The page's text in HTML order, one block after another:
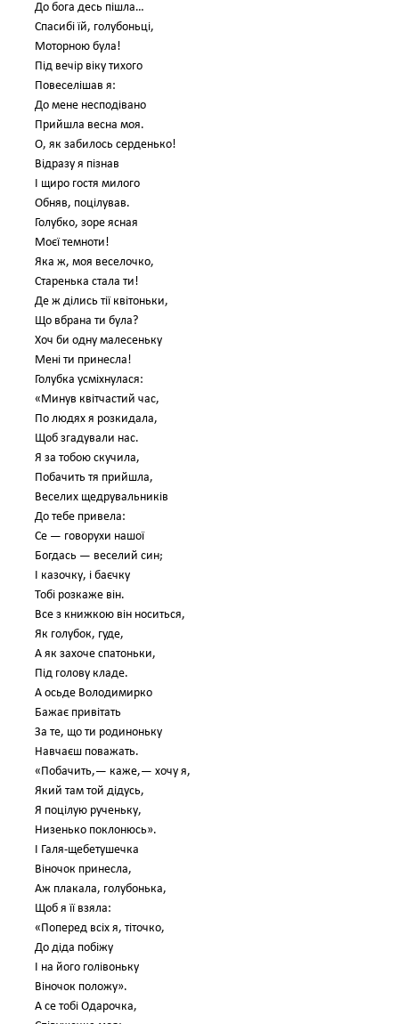
До бога десь пішла…
Спасибі їй, голубоньці,
Моторною була!
Під вечір віку тихого
Повеселішав я:
До мене несподівано
Прийшла весна моя.
О, як забилось серденько!
Відразу я пізнав
І щиро гостя милого
Обняв, поцілував.
Голубко, зоре ясная
Моєї темноти!
Яка ж, моя веселочко,
Старенька стала ти!
Де ж ділись тії квітоньки,
Що вбрана ти була?
Хоч би одну малесеньку
Мені ти принесла!
Голубка усміхнулася:
«Минув квітчастий час,
По людях я розкидала,
Щоб згадували нас.
Я за тобою скучила,
Побачить тя прийшла,
Веселих щедрувальників
До тебе привела:
Се — говорухи нашої
Богдась — веселий син;
І казочку, і баєчку
Тобі розкаже він.
Все з книжкою він носиться,
Як голубок, гуде,
А як захоче спатоньки,
Під голову кладе.
А осьде Володимирко
Бажає привітать
За те, що ти родиноньку
Навчаєш поважать.
«Побачить,— каже,— хочу я,
Який там той дідусь,
Я поцілую рученьку,
Низенько поклонюсь».
І Галя-щебетушечка
Віночок принесла,
Аж плакала, голубонька,
Щоб я її взяла:
«Поперед всіх я, тіточко,
До діда побіжу
І на його голівоньку
Віночок положу».
А се тобі Одарочка,